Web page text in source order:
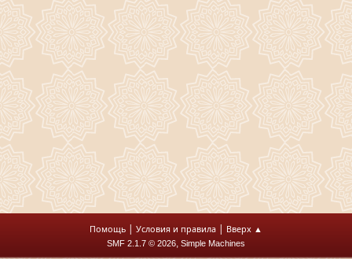
Помощь | Условия и правила | Вверх ▲
SMF 2.1.7 © 2026, Simple Machines